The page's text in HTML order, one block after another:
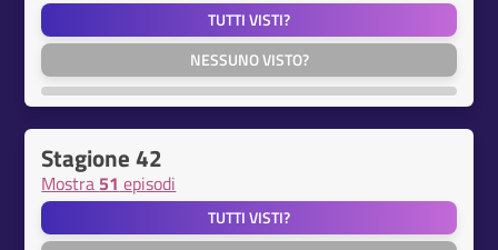
TUTTI VISTI?
NESSUNO VISTO?
Stagione 42
Mostra 51 episodi
TUTTI VISTI?